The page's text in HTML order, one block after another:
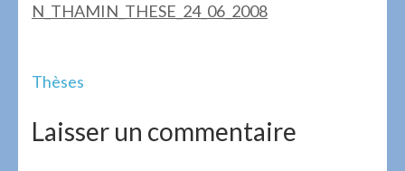
N_THAMIN_THESE_24_06_2008
Navigation
l’article
Thèses
Laisser un commentaire